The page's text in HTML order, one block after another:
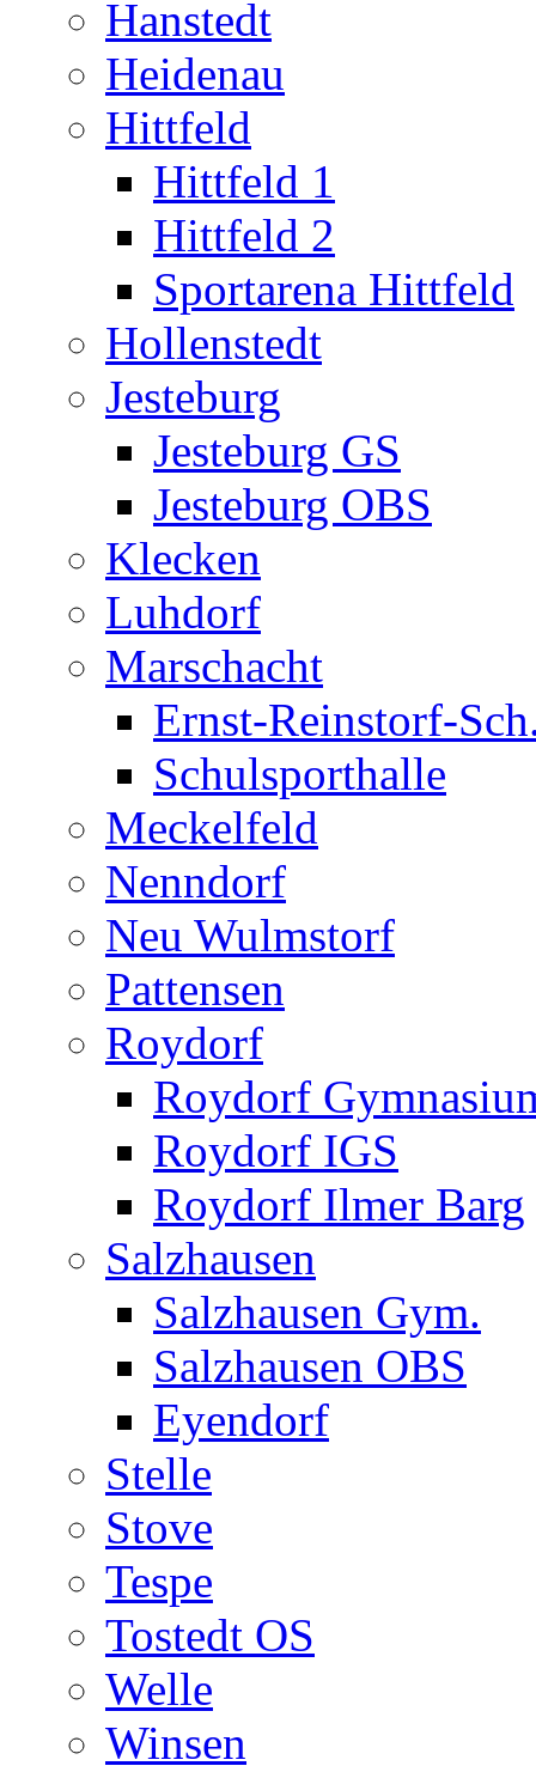
Hanstedt
Heidenau
Hittfeld
Hittfeld 1
Hittfeld 2
Sportarena Hittfeld
Hollenstedt
Jesteburg
Jesteburg GS
Jesteburg OBS
Klecken
Luhdorf
Marschacht
Ernst-Reinstorf-
Schulsporthalle
Meckelfeld
Nenndorf
Neu Wulmstorf
Pattensen
Roydorf
Roydorf
Roydorf IGS
Roydorf Ilmer Barg
Salzhausen
Salzhausen Gym.
Salzhausen OBS
Eyendorf
Stelle
Stove
Tespe
Tostedt OS
Welle
Winsen